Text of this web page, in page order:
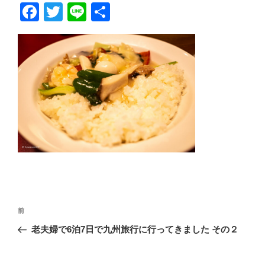
F
a
c
e
b
o
o
k
T
wi
tt
er
Li
n
e
有
投
ナ
前
の
前
老夫婦で6泊7日で九州旅行に行ってきました その２